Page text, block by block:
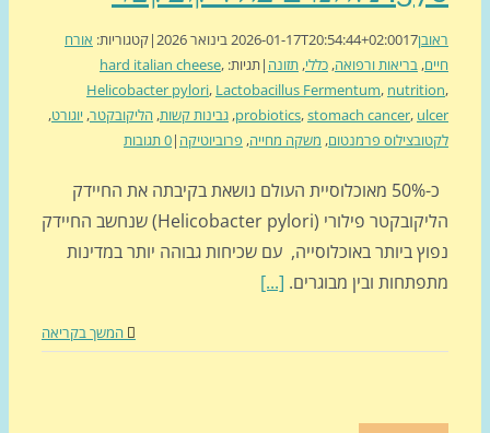
2026-01-17T20:54:44+02:00
|קטגוריות:אורח
בריאות ורפואה,כללי,תזונה|תגיות: hard italian cheese,
Helicobacter pylori,Lactobacillus Fermentum,
probiotics, stomach cancer
,גבינות קשות,הליקובקטר,יוגורט,
פרמנטום,משקה מחייה,פרוביוטיקה|0 תגובות
כ-50% מאוכלוסיית העולם נושאת בקיבתה את החיידק
הליקובקטר פילורי (Helicobacter pylori) שנחשב החיידק
ביותר באוכלוסייה, עם שכיחות גבוהה יותר במדינות
ובין מבוגרים.[...]
המשך בקריאה